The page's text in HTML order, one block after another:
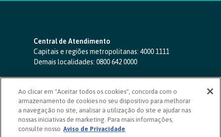
Central de Atendimento
Capitais e regiões metropolitanas: 4000 1111
Demais localidades: 0800 642 0000
SAC 24 horas-0800 724 4420
Ouvidoria
0800 725 0996
(de segunda a sexta, das 8h às 20h)
ouvidoriasicoob.com.br
Deficientes auditivos ou de fala
Ao clicar em "Aceitar todos os cookies", concorda com o
armazenamento de cookies no seu dispositivo para melhorar
a navegação no site, analisar a utilização do site e ajudar nas
nossas iniciativas de marketing. Para mais informações,
consulte nosso Aviso de Privacidade